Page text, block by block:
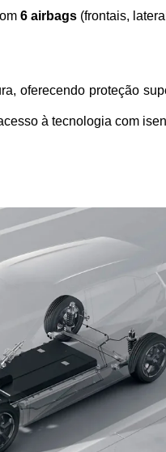
6 airbags (frontais,
oferecendo proteção
à tecnologia com